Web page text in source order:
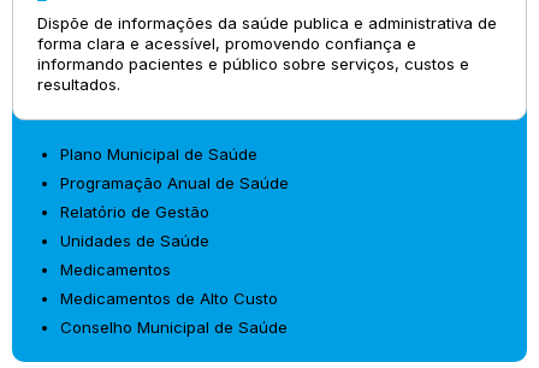
Dispõe de informações da saúde publica e administrativa de
forma clara e acessível, promovendo confiança e
informando pacientes e público sobre serviços, custos e
resultados.
Plano Municipal de Saúde
Programação Anual de Saúde
Relatório de Gestão
Unidades de Saúde
Medicamentos
Medicamentos de Alto Custo
Conselho Municipal de Saúde